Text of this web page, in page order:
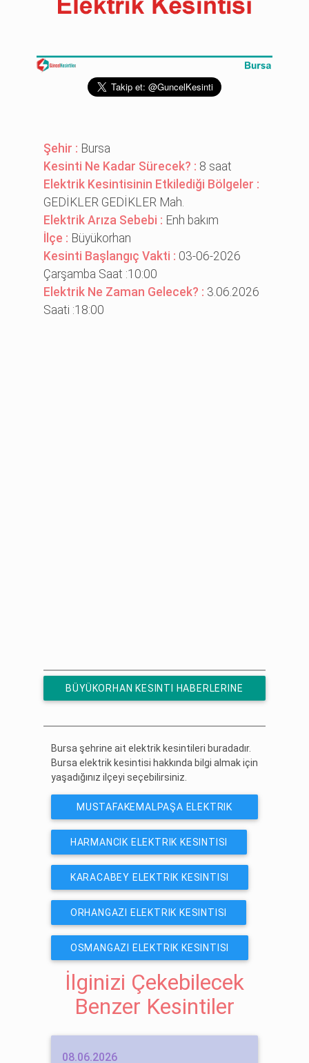
Şehir : Bursa
Kesinti Ne Kadar Sürecek? : 8 saat
Elektrik Kesintisinin Etkilediği Bölgeler :
GEDİKLER GEDİKLER Mah.
Elektrik Arıza Sebebi : Enh bakım
İlçe : Büyükorhan
Kesinti Başlangıç Vakti : 03-06-2026
Çarşamba Saat :10:00
Elektrik Ne Zaman Gelecek? : 3.06.2026
Saati :18:00
BÜYÜKORHAN KESINTI HABERLERINE
Bursa şehrine ait elektrik kesintileri buradadır.
Bursa elektrik kesintisi hakkında bilgi almak için
yaşadığınız ilçeyi seçebilirsiniz.
MUSTAFAKEMALPAŞA ELEKTRIK
KESINTISI
HARMANCIK ELEKTRIK KESINTISI
KARACABEY ELEKTRIK KESINTISI
ORHANGAZI ELEKTRIK KESINTISI
OSMANGAZI ELEKTRIK KESINTISI
İlginizi Çekebilecek
Benzer Kesintiler
08.06.2026